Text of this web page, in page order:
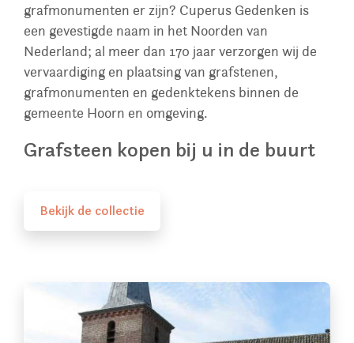
grafmonumenten er zijn? Cuperus Gedenken is
een gevestigde naam in het Noorden van
Nederland; al meer dan 170 jaar verzorgen wij de
vervaardiging en plaatsing van grafstenen,
grafmonumenten en gedenktekens binnen de
gemeente Hoorn en omgeving.
Grafsteen kopen bij u in de buurt
Bekijk de collectie